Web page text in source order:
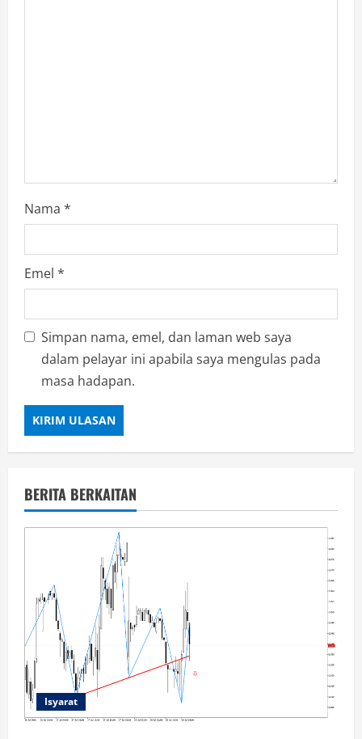
Nama *
Emel *
Simpan nama, emel, dan laman web saya
dalam pelayar ini apabila saya mengulas pada
masa hadapan.
BERITA BERKAITAN
Isyarat